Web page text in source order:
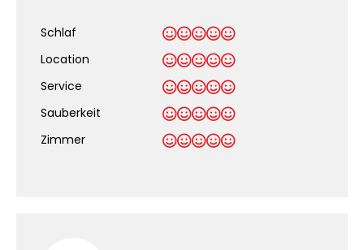
Schlaf
Location
Service
Sauberkeit
Zimmer